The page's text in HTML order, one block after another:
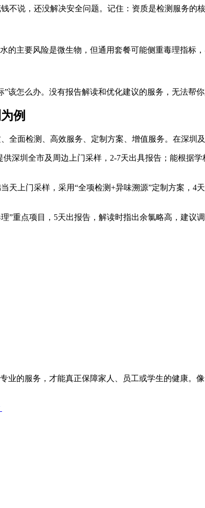
说，还没解决安全问题。记住：资质是检测服务的
主要风险是微生物，但通用套餐可能侧重毒理指标
怎么办。没有报告解读和优化建议的服务，无法帮
例
面检测、高效服务、定制方案、增值服务。在深圳
深圳全市及周边上门采样，2-7天出具报告；能根据
天上门采样，采用“全项检测+异味溯源”定制方案，4
”重点项目，5天出报告，解读时指出余氯略高，建议
业的服务，才能真正保障家人、员工或学生的健康。